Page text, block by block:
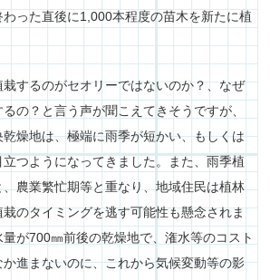
った直後に1,000本程度の苗木を新たに植
するのがセオリーではないのか？、なぜ
の？と言う声が聞こえてきそうですが、
燥地は、極端に雨季が短かい、もしくは
つようになってきました。また、雨季植
農業繁忙期等と重なり、地域住民は植林
のタイミングを逃す可能性も懸念されま
が700㎜前後の乾燥地で、潅水等のコスト
進まないのに、これから気候変動等の影